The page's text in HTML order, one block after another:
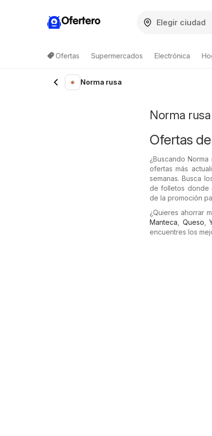
Ofertero
Ofertas Supermercados Electrónica
Lista de productos
Norma rusa
Norma
Ofertas
¿Buscando
ofertas más
semanas. Busca
de folletos donde
de la promoción
¿Quieres ahorrar
Manteca
Queso ,
encuentres los